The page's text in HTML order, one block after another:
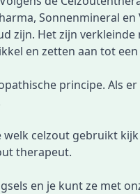
Sonnenmineral
zijn. Het zijn
en zetten aan tot
principe. Als
celzout gebruikt
therapeut.
en je kunt ze met